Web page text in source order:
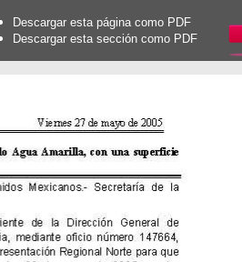
Descargar esta página como PDF
Descargar esta sección como PDF